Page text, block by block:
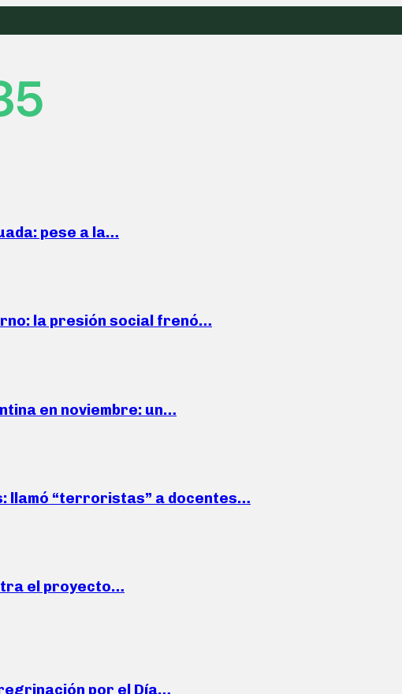
pese a la…
la presión social frenó…
en noviembre: un…
llamó “terroristas” a docentes…
el proyecto…
por el Día…